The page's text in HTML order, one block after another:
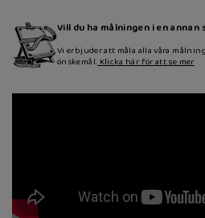
Vill du ha målningen i en
Vi erbjuder att måla alla våra
önskemål.Klicka här för att se mer